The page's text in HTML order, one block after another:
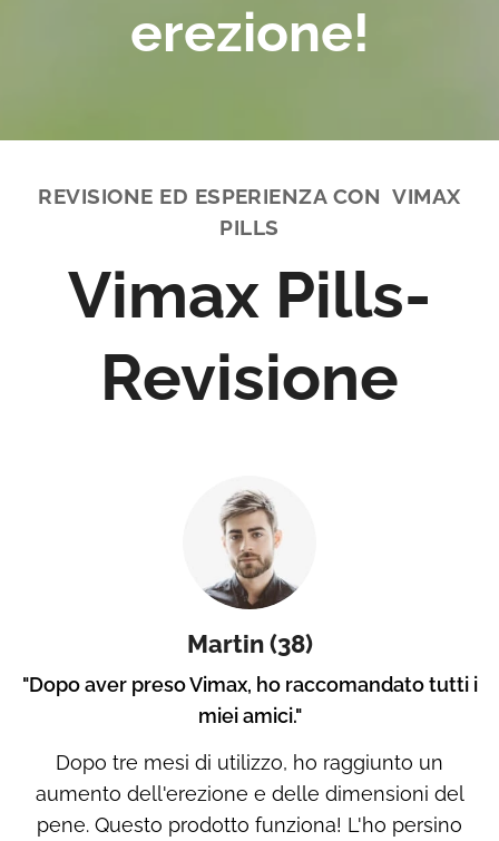
erezione!
REVISIONE ED ESPERIENZA CON VIMAX
PILLS
Vimax Pills-
Revisione
Martin (38)
"Dopo aver preso Vimax, ho raccomandato tutti i
miei amici."
Dopo tre mesi di utilizzo, ho raggiunto un
aumento dell'erezione e delle dimensioni del
pene. Questo prodotto funziona! L'ho persino